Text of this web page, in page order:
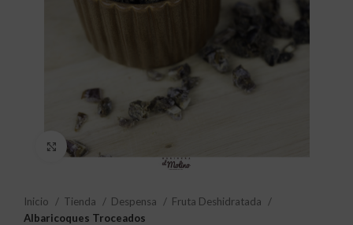
Click to enlarge
Inicio Tienda Despensa
Fruta Deshidratada
Albaricoques Troceados